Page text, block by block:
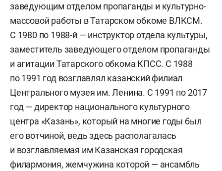
заведующим отделом пропаганды и культурно-
массовой работы в Татарском обкоме ВЛКСМ.
С 1980 по 1988-й — инструктор отдела культуры,
заместитель заведующего отделом пропаганды
и агитации Татарского обкома КПСС. С 1988
по 1991 год возглавлял казанский филиал
Центрального музея им. Ленина. С 1991 по 2017
год — директор национального культурного
центра «Казань», который на многие годы был
его вотчиной, ведь здесь располагалась
и возглавляемая им Казанская городская
филармония, жемчужина которой — ансамбль